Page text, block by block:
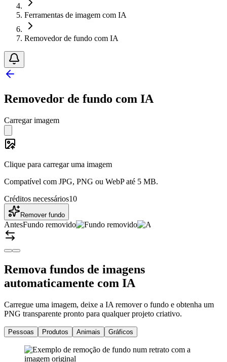
Ferramentas de imagem com IA
Removedor de fundo com IA
Removedor de fundo com IA
Carregar imagem
Clique para carregar uma imagem
Compatível com JPG, PNG ou WebP até 5 MB.
Créditos necessários10
Remover fundo
AntesFundo removido
Remova fundos de imagens
automaticamente com IA
Carregue uma imagem, deixe a IA remover o fundo e obtenha um
PNG transparente pronto para qualquer projeto criativo.
Pessoas Produtos Animais Gráficos